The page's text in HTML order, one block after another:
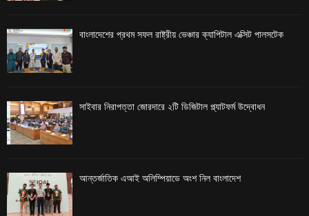
বাংলাদেশের প্রথম সফল রাষ্ট্রীয় ভেঞ্চার ক্যাপিটাল এক্সিট পালসটেক
সাইবার নিরাপত্তা জোরদারে ২টি ডিজিটাল প্ল্যাটফর্ম উদ্বোধন
আন্তর্জাতিক এআই অলিম্পিয়াডে অংশ নিল বাংলাদেশ